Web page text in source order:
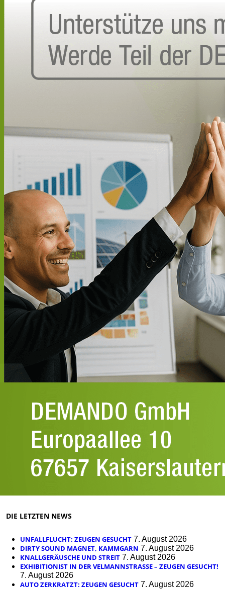
DIE LETZTEN NEWS
UNFALLFLUCHT: ZEUGEN GESUCHT 7. August 2026
DIRTY SOUND MAGNET, KAMMGARN 7. August 2026
KNALLGERÄUSCHE UND STREIT 7. August 2026
EXHIBITIONIST IN DER VELMANNSTRASSE – ZEUGEN GESUCHT!
7. August 2026
AUTO ZERKRATZT: ZEUGEN GESUCHT 7. August 2026